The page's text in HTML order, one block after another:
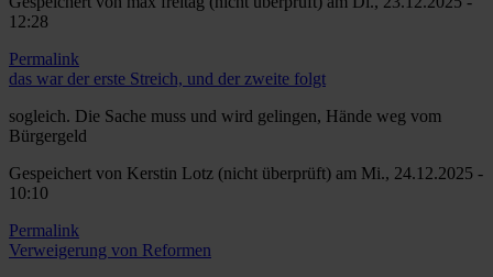
12:28
Permalink
das war der erste Streich, und der zweite folgt
sogleich. Die Sache muss und wird gelingen, Hände weg vom
Bürgergeld
Gespeichert von Kerstin Lotz (nicht überprüft) am Mi., 24.12.2025 -
10:10
Permalink
Verweigerung von Reformen